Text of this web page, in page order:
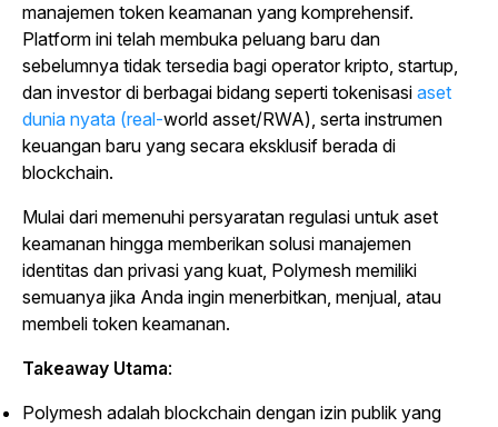
manajemen token keamanan yang komprehensif.
Platform ini telah membuka peluang baru dan
sebelumnya tidak tersedia bagi operator kripto, startup,
dan investor di berbagai bidang seperti tokenisasi aset
dunia nyata (real-world asset/RWA), serta instrumen
keuangan baru yang secara eksklusif berada di
blockchain.
Mulai dari memenuhi persyaratan regulasi untuk aset
keamanan hingga memberikan solusi manajemen
identitas dan privasi yang kuat, Polymesh memiliki
semuanya jika Anda ingin menerbitkan, menjual, atau
membeli token keamanan.
Takeaway Utama:
Polymesh adalah blockchain dengan izin publik yang